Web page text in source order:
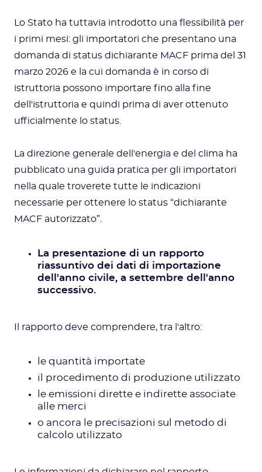
Lo Stato ha tuttavia introdotto una flessibilità per
i primi mesi: gli importatori che presentano una
domanda di status dichiarante MACF prima del 31
marzo 2026 e la cui domanda è in corso di
istruttoria possono importare fino alla fine
dell'istruttoria e quindi prima di aver ottenuto
ufficialmente lo status.
La direzione generale dell'energia e del clima ha
pubblicato una guida pratica per gli importatori
nella quale troverete tutte le indicazioni
necessarie per ottenere lo status “dichiarante
MACF autorizzato”.
La presentazione di un rapporto
riassuntivo dei dati di importazione
dell'anno civile, a settembre dell'anno
successivo.
Il rapporto deve comprendere, tra l'altro:
le quantità importate
il procedimento di produzione utilizzato
le emissioni dirette e indirette associate
alle merci
o ancora le precisazioni sul metodo di
calcolo utilizzato